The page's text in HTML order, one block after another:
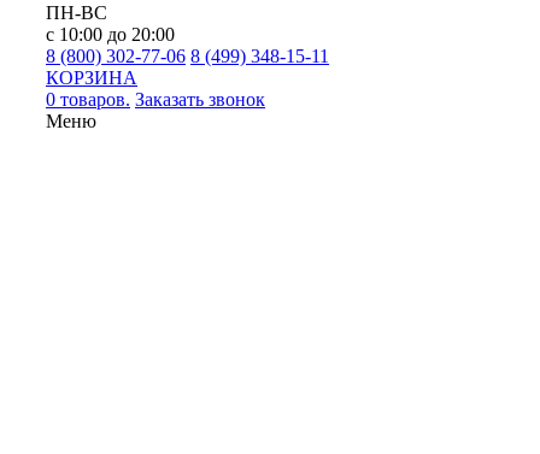
ПН-ВС
с 10:00 до 20:00
8 (800) 302-77-06 8 (499) 348-15-11
КОРЗИНА
0 товаров. Заказать звонок
Меню